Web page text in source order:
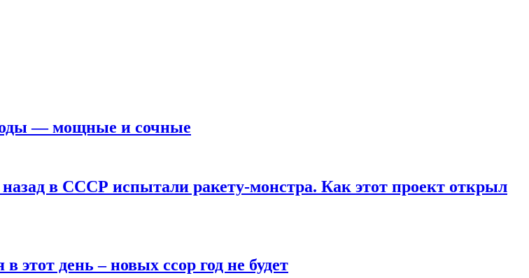
— мощные и сочные
в СССР испытали ракету-монстра. Как этот проект открыл
день – новых ссор год не будет